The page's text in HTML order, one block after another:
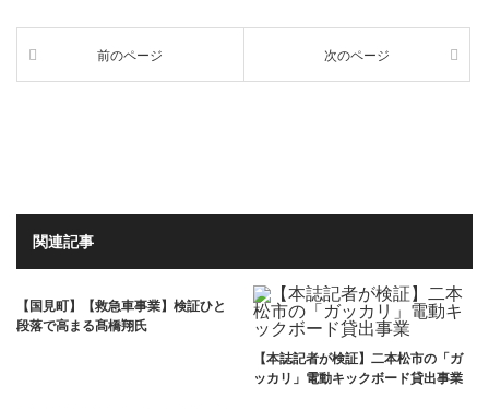
前のページ 次のページ
関連記事
【国見町】【救急車事業】検証ひと
段落で高まる髙橋翔氏
【本誌記者が検証】二本松市の「ガ
ッカリ」電動キックボード貸出事業